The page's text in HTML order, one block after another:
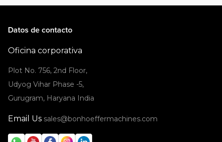
Datos de contacto
Oficina corporativa
Plot No. 756, 2nd Floor,
Udyog Vihar Phase -5,
Gurugram, Haryana India
Email Us sales@bonhoeffermachines.com